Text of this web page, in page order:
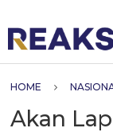
HOME
Akan